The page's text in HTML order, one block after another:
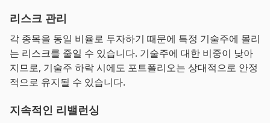
리스크 관리
각 종목을 동일 비율로 투자하기 때문에 특정 기술주에 몰리
는 리스크를 줄일 수 있습니다. 기술주에 대한 비중이 낮아
지므로, 기술주 하락 시에도 포트폴리오는 상대적으로 안정
적으로 유지될 수 있습니다.
지속적인 리밸런싱